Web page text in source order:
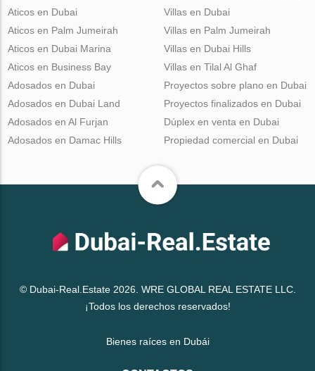
Aticos en Dubai
Aticos en Palm Jumeirah
Aticos en Dubai Marina
Aticos en Business Bay
Villas en Dubai
Villas en Palm Jumeirah
Villas en Dubai Hills
Villas en Tilal Al Ghaf
Adosados en Dubai
Adosados en Dubai Land
Adosados en Al Furjan
Adosados en Damac Hills
Proyectos sobre plano en Dubai
Proyectos finalizados en Dubai
Dúplex en venta en Dubai
Propiedad comercial en Dubai
© Dubai-Real.Estate 2026. WRE GLOBAL REAL ESTATE LLC.
¡Todos los derechos reservados!
Bienes raíces en Dubái